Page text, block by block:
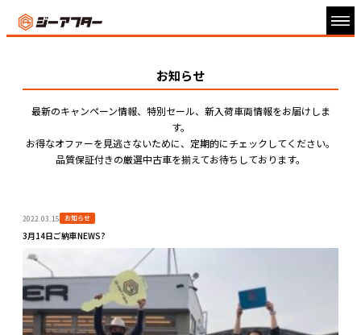
お知らせ
最新のキャンペーン情報、特別セール、新入荷車両情報をお届けしま
す。
お得なオファーを見逃さないために、定期的にチェックしてください。
品質保証付きの厳選中古車を揃えてお待ちしております。
2022.03.15 お知らせ
3月14日ご納車NEWS?